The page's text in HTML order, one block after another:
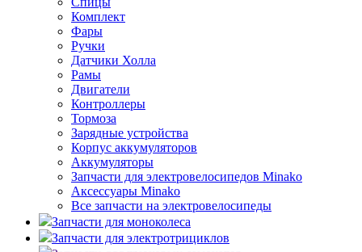
Комплект
Фары
Ручки
Датчики Холла
Рамы
Двигатели
Контроллеры
Тормоза
Зарядные устройства
Корпус аккумуляторов
Аккумуляторы
Запчасти для электровелосипедов Minako
Аксессуары Minako
Все запчасти на электровелосипеды
Запчасти для моноколеса
Запчасти для электротрициклов